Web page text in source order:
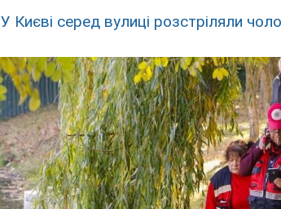
У Києві серед вулиці розстріляли